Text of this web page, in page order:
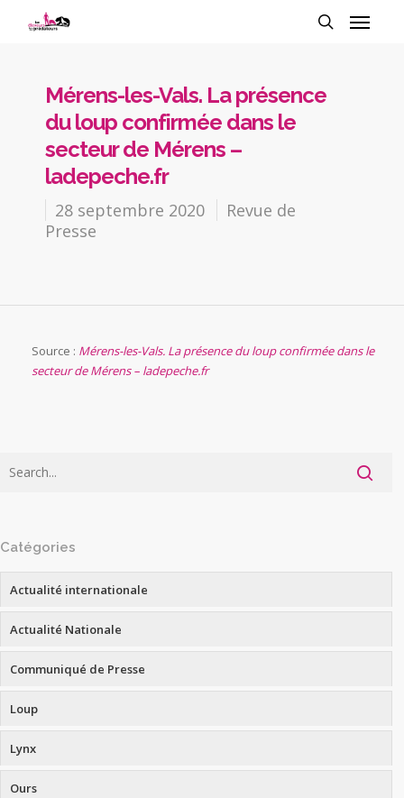
Mérens-les-Vals. La présence
du loup confirmée dans le
secteur de Mérens –
ladepeche.fr
28 septembre 2020
Revue de
Presse
Source : Mérens-les-Vals. La présence du loup confirmée dans le
secteur de Mérens – ladepeche.fr
Catégories
Actualité internationale
Actualité Nationale
Communiqué de Presse
Loup
Lynx
Ours